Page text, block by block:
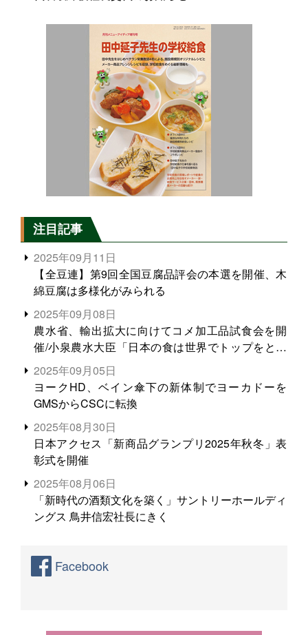
注目記事
2025年09月11日
【全豆連】第9回全国豆腐品評会の本選を開催、木
綿豆腐は多様化がみられる
2025年09月08日
農水省、輸出拡大に向けてコメ加工品試食会を開
催/小泉農水大臣「日本の食は世界でトップをとれ
る。米増産に向けて、米輸出需要の拡大を」
2025年09月05日
ヨークHD、ベイン傘下の新体制でヨーカドーを
GMSからCSCに転換
2025年08月30日
日本アクセス「新商品グランプリ2025年秋冬」表
彰式を開催
2025年08月06日
「新時代の酒類文化を築く」サントリーホールディ
ングス 鳥井信宏社長にきく
Facebook